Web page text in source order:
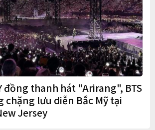
đồng thanh hát "Arirang", BTS
chặng lưu diễn Bắc Mỹ tại
Jersey